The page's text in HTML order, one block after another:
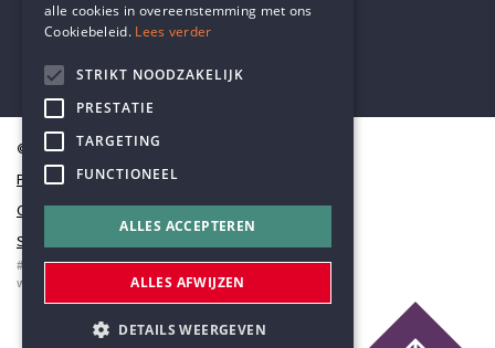
© Humanistisch Verbond 2026
Privacy
Cookiestatement
Sitemap
#codedwithlove byCodelines
webapplicaties
mobiele apps&maatwerk websites
alle cookies in overeenstemming met ons
Cookiebeleid. Lees verder
STRIKT NOODZAKELIJK
PRESTATIE
TARGETING
FUNCTIONEEL
ALLES ACCEPTEREN
ALLES AFWIJZEN
DETAILS WEERGEVEN